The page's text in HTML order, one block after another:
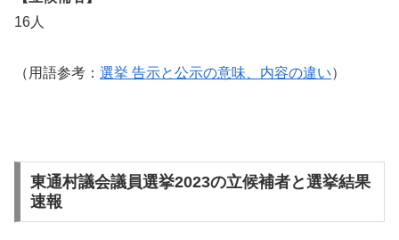
16人
（用語参考： 選挙 告示と公示の意味、内容の違い）
東通村議会議員選挙2023の立候補者と選挙結果
速報